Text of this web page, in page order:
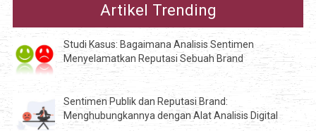
Artikel Trending
Studi Kasus: Bagaimana Analisis Sentimen
Menyelamatkan Reputasi Sebuah Brand
Sentimen Publik dan Reputasi Brand:
Menghubungkannya dengan Alat Analisis Digital